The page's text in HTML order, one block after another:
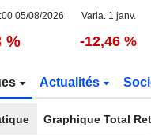
05/08/2026 Varia. 1 janv.
% -12,46 %
Actualités
Graphique Total